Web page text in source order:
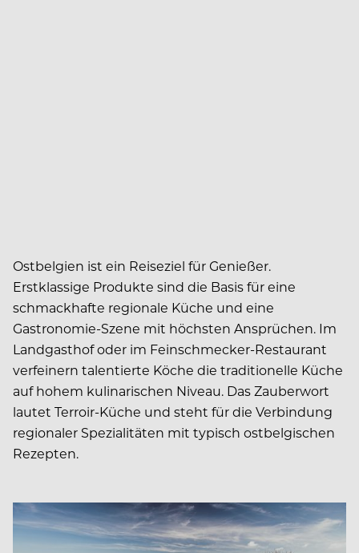
Ostbelgien ist ein Reiseziel für Genießer.
Erstklassige Produkte sind die Basis für eine
schmackhafte regionale Küche und eine
Gastronomie-Szene mit höchsten Ansprüchen. Im
Landgasthof oder im Feinschmecker-Restaurant
verfeinern talentierte Köche die traditionelle Küche
auf hohem kulinarischen Niveau. Das Zauberwort
lautet Terroir-Küche und steht für die Verbindung
regionaler Spezialitäten mit typisch ostbelgischen
Rezepten.